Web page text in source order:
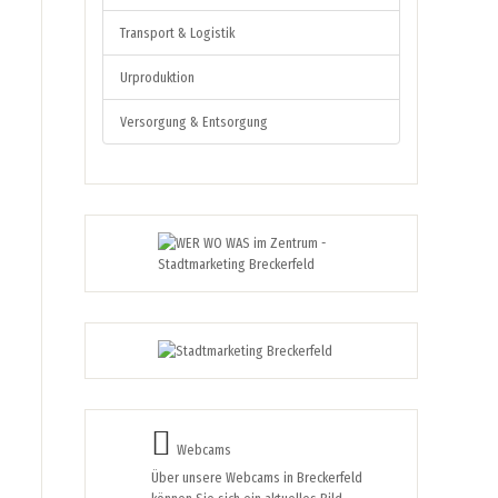
Transport & Logistik
Urproduktion
Versorgung & Entsorgung
Webcams
Über unsere Webcams in Breckerfeld